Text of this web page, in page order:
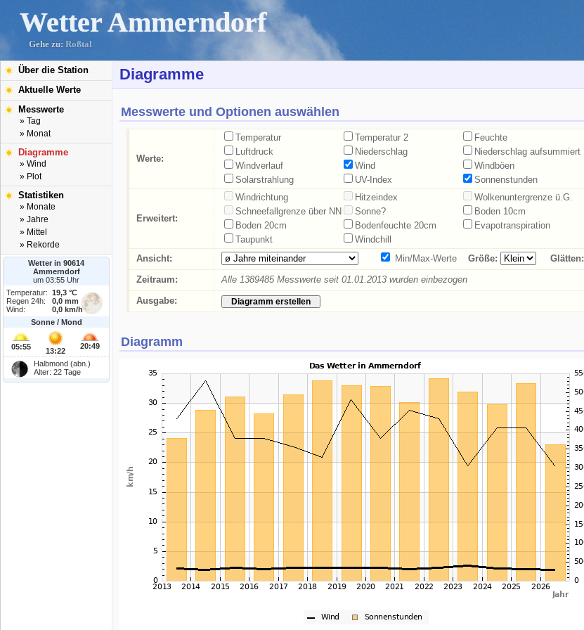
Wetter Ammerndorf
Gehe zu: Roßtal
Über die Station
Aktuelle Werte
Messwerte
» Tag
» Monat
Diagramme
» Wind
» Plot
Statistiken
» Monate
» Jahre
» Mittel
» Rekorde
Wetter in 90614
Ammerndorf
um 03:55 Uhr
Temperatur:
19,3 °C
Regen 24h:
0,0 mm
Wind:
0,0 km/h
Sonne / Mond
05:55 13:22
20:49
Halbmond (abn.)
Alter: 22 Tage
Diagramme
Messwerte und Optionen auswählen
Werte:
Temperatur Temperatur 2
Feuchte
Luftdruck
Niederschlag
Niederschlag aufsummiert
Windverlauf
Wind
Windböen
Solarstrahlung
UV-Index Sonnenstunden
Erweitert:
Windrichtung Hitzeindex
Wolkenuntergrenze ü.G.
Schneefallgrenze über NN
Sonne?
Boden 10cm
Boden 20cm
Bodenfeuchte 20cm
Evapotranspiration
Taupunkt
Windchill
Ansicht:
Min/Max-Werte Größe:
Glätten:
Zeitraum:
Alle 1389485 Messwerte seit 01.01.2013 wurden einbezogen
Ausgabe:
Diagramm